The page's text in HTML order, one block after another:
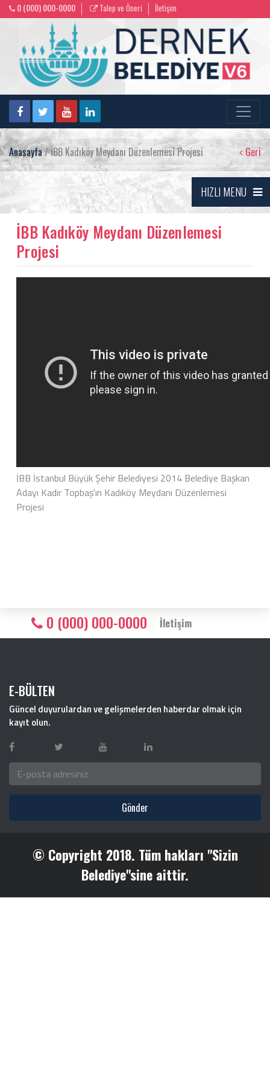
0 (000) 000-0000 Talep ve Öneri İletişim
Anasayfa/ İBB Kadıköy Meydanı Düzenlemesi Projesi Geri
HIZLI MENU
İBB Kadıköy Meydanı Düzenlemesi
Projesi
İBB İstanbul Büyük Şehir Belediyesi 2014 Belediye Başkan
Adayı Kadir Topbaş'ın Kadıköy Meydanı Düzenlemesi
Projesi
0 (000) 000-0000 İletişim
E-BÜLTEN
Güncel duyurulardan ve gelişmelerden haberdar olmak için
kayıt olun.
Gönder
© Copyright 2018. Tüm hakları "Sizin
Belediye"sine aittir.